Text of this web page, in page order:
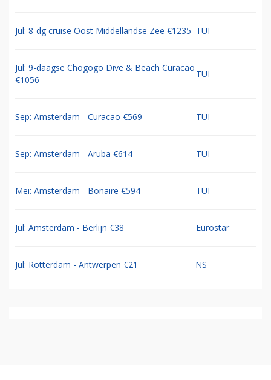
Jul: 8-dg cruise Oost Middellandse Zee €1235 TUI
Jul: 9-daagse Chogogo Dive & Beach Curacao
€1056
TUI
Sep: Amsterdam - Curacao €569 TUI
Sep: Amsterdam - Aruba €614 TUI
Mei: Amsterdam - Bonaire €594 TUI
Jul: Amsterdam - Berlijn €38 Eurostar
Jul: Rotterdam - Antwerpen €21 NS